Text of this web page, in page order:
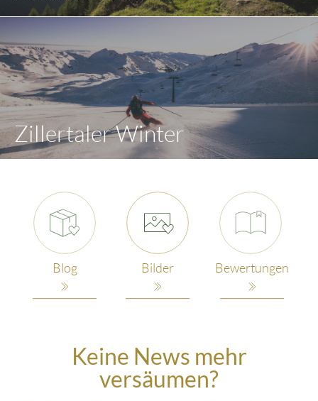
Zillertaler Winter
Blog Bilder Bewertungen
Keine News mehr
versäumen?